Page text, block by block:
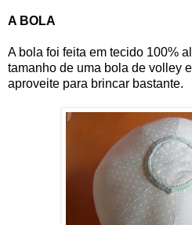
A BOLA
A bola foi feita em tecido 100%
tamanho de uma bola de volley
aproveite para brincar bastante.